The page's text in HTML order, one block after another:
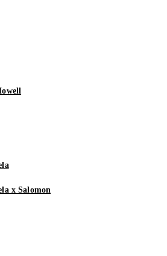
x Salomon